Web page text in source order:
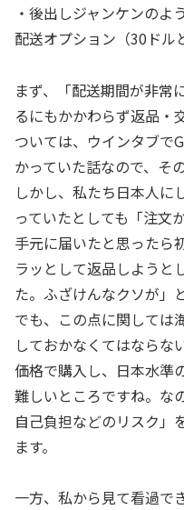
・後出しジャンケンのよ
配送オプション（30ドル
まず、「配送期間が非常
るにもかかわらず返品・
ついては、ウインタブで
かっていた話なので、そ
しかし、私たち日本人に
っていたとしても「注文
手元に届いたと思ったら
ラッとして返品しようと
た。ふざけんなクソが」
でも、この点に関しては
しておかなくてはならな
価格で購入し、日本水準
難しいところですね。な
自己負担などのリスク」
ます。
一方、私から見て看過で